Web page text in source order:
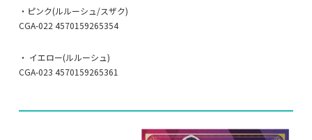
・ピンク(ルルーシュ/スザク)
CGA-022 4570159265354
・ イエロー(ルルーシュ)
CGA-023 4570159265361